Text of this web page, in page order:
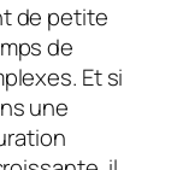
de petite
de
Et si
une